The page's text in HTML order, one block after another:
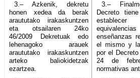
3.– Azkenik, dekretu
honen xedea da berak
araututako irakaskuntzen
eta otsailaren 24ko
46/2009 Dekretuak edo
lehenagoko arauek
araututako irakaskuntzen
arteko baliokidetzak
ezartzea.
3.–
Decreto
enseñanzas
el mismo y
por el
24 de
normativas